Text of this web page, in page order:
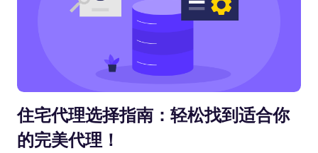
住宅代理选择指南：轻松找到适合你
的完美代理！